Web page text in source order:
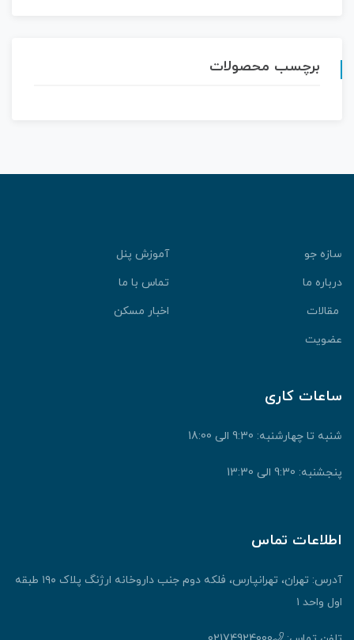
برچسب محصولات
سازه جو
آموزش پنل
درباره ما
تماس با ما
مقالات
اخبار مسکن
عضویت
ساعات کاری
شنبه تا چهارشنبه: 9:30 الی 18:00
پنجشنبه: 9:30 الی 13:30
اطلاعات تماس
آدرس: تهران، تهرانپارس، فلکه دوم جنب داروخانه ارژنگ پلاک ۱۹۰ طبقه
اول واحد ۱